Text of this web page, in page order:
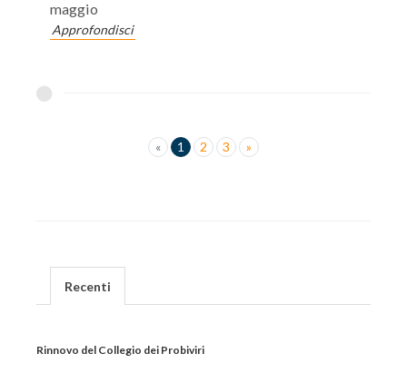
maggio
Approfondisci
« 1 2 3 »
Recenti
Rinnovo del Collegio dei Probiviri